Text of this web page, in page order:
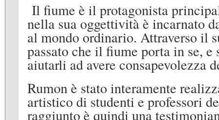
Il fiume è il protagonista
nella sua oggettività è incarnato
al mondo ordinario. Attraverso il
passato che il fiume porta in se,
aiutarli ad avere consapevolezza
Rumon è stato interamente
artistico di studenti e professori
raggiunto è quindi una